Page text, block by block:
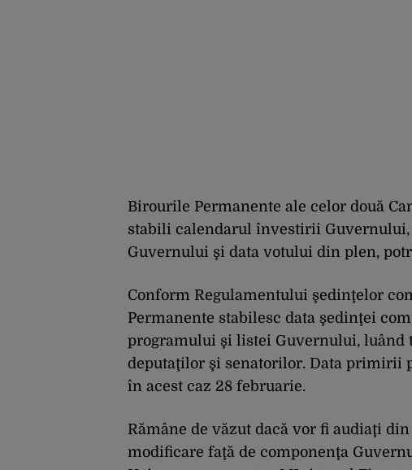
Birourile Permanente ale celor două
stabili calendarul învestirii
Guvernului şi data votului din plen,
Conform Regulamentului şedinţelor
Permanente stabilesc data şedinţei
programului şi listei Guvernului, luând
deputaţilor şi senatorilor. Data primirii
în acest caz 28 februarie.
Rămâne de văzut dacă vor fi audiaţi
modificare faţă de componenţa